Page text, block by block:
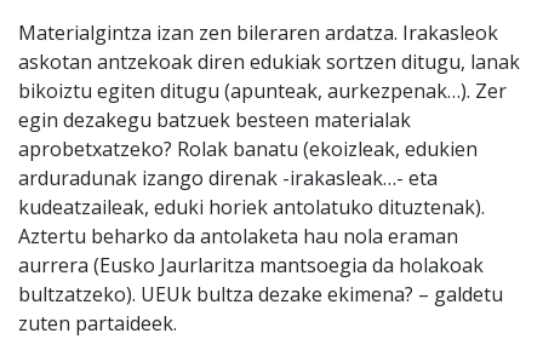
Materialgintza izan zen bileraren ardatza. Irakasleok
askotan antzekoak diren edukiak sortzen ditugu, lanak
bikoiztu egiten ditugu (apunteak, aurkezpenak…). Zer
egin dezakegu batzuek besteen materialak
aprobetxatzeko? Rolak banatu (ekoizleak, edukien
arduradunak izango direnak -irakasleak…- eta
kudeatzaileak, eduki horiek antolatuko dituztenak).
Aztertu beharko da antolaketa hau nola eraman
aurrera (Eusko Jaurlaritza mantsoegia da holakoak
bultzatzeko). UEUk bultza dezake ekimena? – galdetu
zuten partaideek.